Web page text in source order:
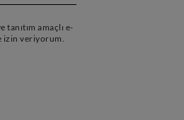
tanıtım amaçlı e-
izin veriyorum.